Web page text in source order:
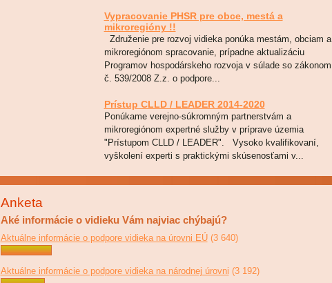
Vypracovanie PHSR pre obce, mestá a
mikroregióny !!
Združenie pre rozvoj vidieka ponúka mestám, obciam a
mikroregiónom spracovanie, prípadne aktualizáciu
Programov hospodárskeho rozvoja v súlade so zákonom
č. 539/2008 Z.z. o podpore...
Prístup CLLD / LEADER 2014-2020
Ponúkame verejno-súkromným partnerstvám a
mikroregiónom expertné služby v príprave územia
"Prístupom CLLD / LEADER". Vysoko kvalifikovaní,
vyškolení experti s praktickými skúsenosťami v...
Anketa
Aké informácie o vidieku Vám najviac chýbajú?
Aktuálne informácie o podpore vidieka na úrovni EÚ (3 640)
Aktuálne informácie o podpore vidieka na národnej úrovni (3 192)